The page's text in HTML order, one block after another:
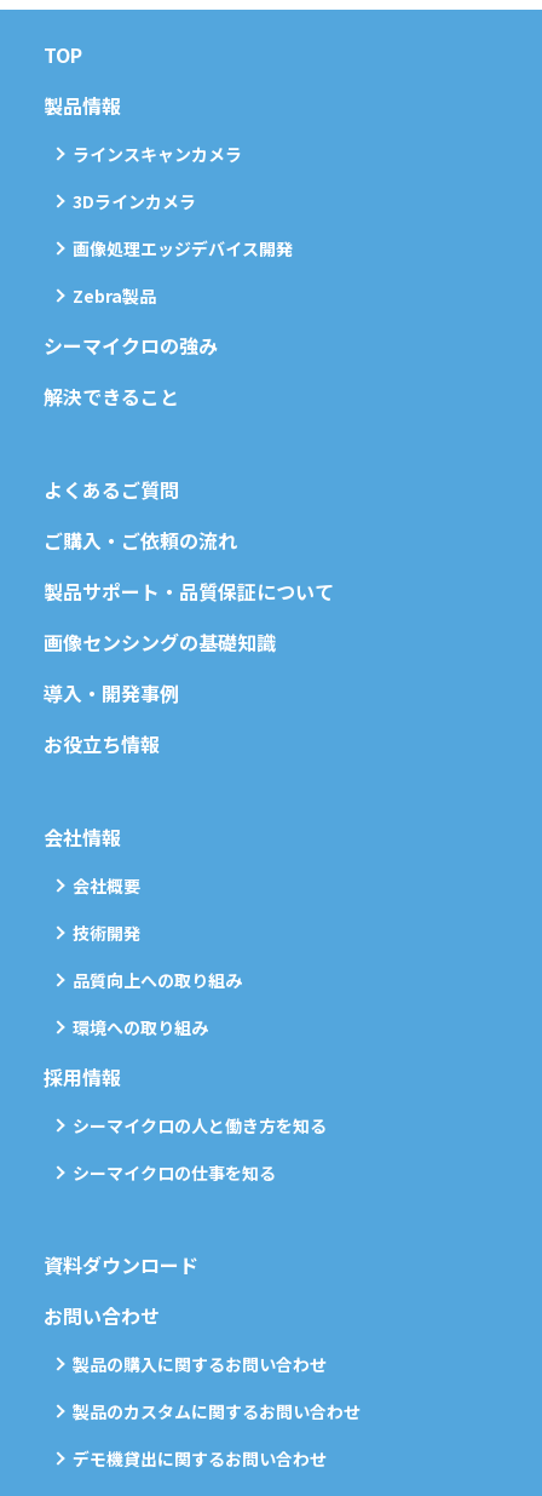
TOP
製品情報
ラインスキャンカメラ
3Dラインカメラ
画像処理エッジデバイス開発
Zebra製品
シーマイクロの強み
解決できること
よくあるご質問
ご購入・ご依頼の流れ
製品サポート・品質保証について
画像センシングの基礎知識
導入・開発事例
お役立ち情報
会社情報
会社概要
技術開発
品質向上への取り組み
環境への取り組み
採用情報
シーマイクロの人と働き方を知る
シーマイクロの仕事を知る
資料ダウンロード
お問い合わせ
製品の購入に関するお問い合わせ
製品のカスタムに関するお問い合わせ
デモ機貸出に関するお問い合わせ